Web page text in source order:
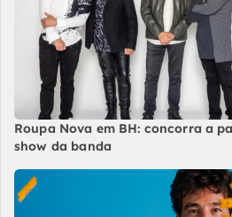
Roupa Nova em BH: concorra a
show da banda